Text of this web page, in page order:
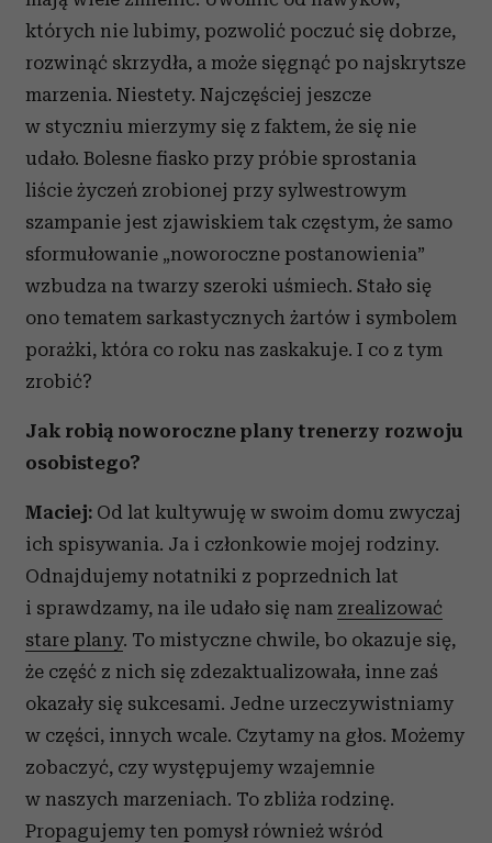
których nie lubimy, pozwolić poczuć się dobrze,
rozwinąć skrzydła, a może sięgnąć po najskrytsze
marzenia. Niestety. Najczęściej jeszcze
w styczniu mierzymy się z faktem, że się nie
udało. Bolesne fiasko przy próbie sprostania
liście życzeń zrobionej przy sylwestrowym
szampanie jest zjawiskiem tak częstym, że samo
sformułowanie „noworoczne postanowienia”
wzbudza na twarzy szeroki uśmiech. Stało się
ono tematem sarkastycznych żartów i symbolem
porażki, która co roku nas zaskakuje. I co z tym
zrobić?
Jak robią noworoczne plany trenerzy rozwoju
osobistego?
Maciej: Od lat kultywuję w swoim domu zwyczaj
ich spisywania. Ja i członkowie mojej rodziny.
Odnajdujemy notatniki z poprzednich lat
i sprawdzamy, na ile udało się nam zrealizować
stare plany. To mistyczne chwile, bo okazuje się,
że część z nich się zdezaktualizowała, inne zaś
okazały się sukcesami. Jedne urzeczywistniamy
w części, innych wcale. Czytamy na głos. Możemy
zobaczyć, czy występujemy wzajemnie
w naszych marzeniach. To zbliża rodzinę.
Propagujemy ten pomysł również wśród